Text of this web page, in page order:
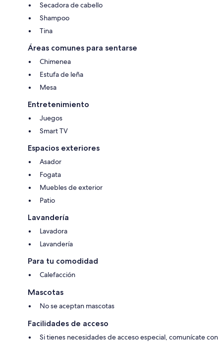
Secadora de cabello
Shampoo
Tina
Áreas comunes para sentarse
Chimenea
Estufa de leña
Mesa
Entretenimiento
Juegos
Smart TV
Espacios exteriores
Asador
Fogata
Muebles de exterior
Patio
Lavandería
Lavadora
Lavandería
Para tu comodidad
Calefacción
Mascotas
No se aceptan mascotas
Facilidades de acceso
Si tienes necesidades de acceso especial, comunícate con